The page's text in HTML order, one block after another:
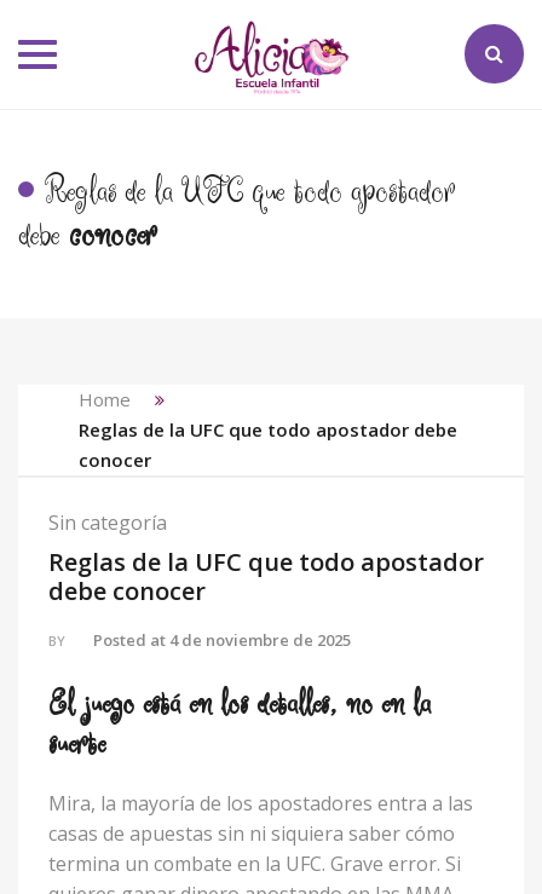
Toggle
Reglas de la UFC que todo apostador
debe conocer
Home
Reglas de la UFC que todo apostador debe
conocer
Sin categoría
Reglas de la UFC que todo apostador
debe conocer
BY Posted at 4 de noviembre de 2025
El juego está en los detalles, no en la
suerte
Mira, la mayoría de los apostadores entra a las
casas de apuestas sin ni siquiera saber cómo
termina un combate en la UFC. Grave error. Si